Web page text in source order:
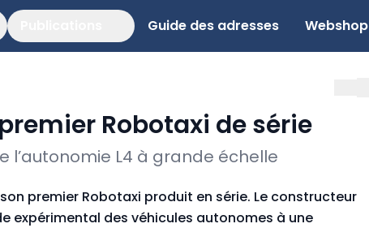
Guide des adresses Webshop
Robotaxi de série
l’autonomie L4 à grande échelle
premier Robotaxi produit en série. Le constructeur
expérimental des véhicules autonomes à une